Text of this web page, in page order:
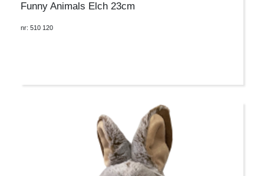
Funny Animals Elch 23cm
nr: 510 120